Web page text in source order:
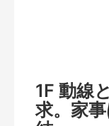
1F 動線
求。家